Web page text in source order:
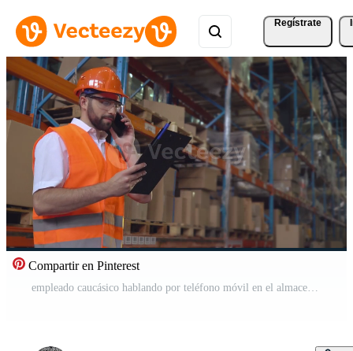
Regístrate
Compartir en Pinterest
empleado caucásico hablando por teléfono móvil en el almacenamiento. Vídeo Gratis